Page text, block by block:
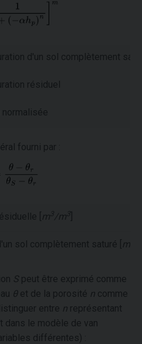
d'un sol complètement
résiduel
normalisée
fourni par :
[ m 3 /m 3
sol complètement saturé [ m
S peut être exprimé comme
θet de la porosité n comme
entre n représentant
dans le modèle de van
différentes) :